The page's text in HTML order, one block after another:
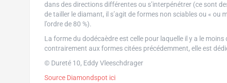
dans des directions différentes ou s’interpénétrer (ce sont
de tailler le diamant, il s’agit de formes non sciables ou «
l’ordre de 80 %).
La forme du dodécaèdre est celle pour laquelle il y a le
contrairement aux formes citées précédemment, elle est
© Dureté 10, Eddy Vleeschdrager
Source Diamondspot ici